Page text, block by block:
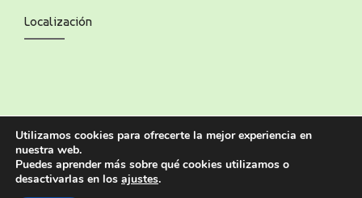
Localización
Utilizamos cookies para ofrecerte la mejor experiencia en
nuestra web.
Puedes aprender más sobre qué cookies utilizamos o
desactivarlas en los ajustes.